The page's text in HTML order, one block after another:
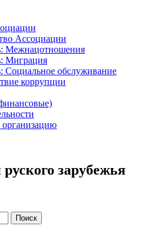
Ассоциации
Межнацотношения
Миграция
Социальное обслуживание
коррупции
организацию
зарубежья